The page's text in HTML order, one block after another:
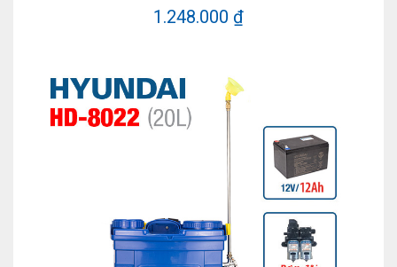
1.248.000 ₫